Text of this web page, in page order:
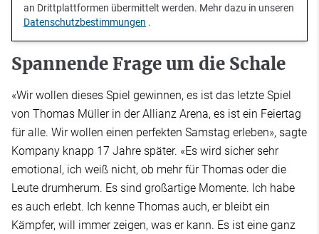
an Drittplattformen übermittelt werden. Mehr dazu in unseren
Datenschutzbestimmungen .
Spannende Frage um die Schale
«Wir wollen dieses Spiel gewinnen, es ist das letzte Spiel
von Thomas Müller in der Allianz Arena, es ist ein Feiertag
für alle. Wir wollen einen perfekten Samstag erleben», sagte
Kompany knapp 17 Jahre später. «Es wird sicher sehr
emotional, ich weiß nicht, ob mehr für Thomas oder die
Leute drumherum. Es sind großartige Momente. Ich habe
es auch erlebt. Ich kenne Thomas auch, er bleibt ein
Kämpfer, will immer zeigen, was er kann. Es ist eine ganz